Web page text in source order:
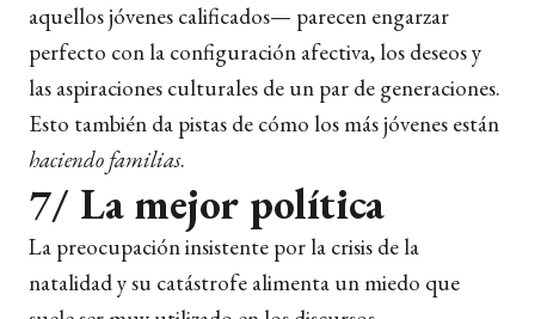
aquellos jóvenes calificados— parecen engarzar
perfecto con la configuración afectiva, los deseos y
las aspiraciones culturales de un par de generaciones.
Esto también da pistas de cómo los más jóvenes están
haciendo familias.
7/ La mejor política
La preocupación insistente por la crisis de la
natalidad y su catástrofe alimenta un miedo que